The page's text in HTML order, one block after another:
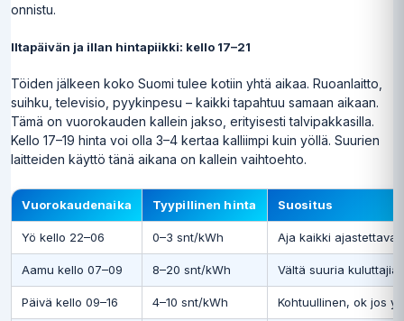
onnistu.
Iltapäivän ja illan hintapiikki: kello 17–21
Töiden jälkeen koko Suomi tulee kotiin yhtä aikaa. Ruoanlaitto,
suihku, televisio, pyykinpesu – kaikki tapahtuu samaan aikaan.
Tämä on vuorokauden kallein jakso, erityisesti talvipakkasilla.
Kello 17–19 hinta voi olla 3–4 kertaa kalliimpi kuin yöllä. Suurien
laitteiden käyttö tänä aikana on kallein vaihtoehto.
Vuorokaudenaika Tyypillinen hinta Suositus
Yö kello 22–06 0–3 snt/kWh Aja kaikki ajastettavat
Aamu kello 07–09 8–20 snt/kWh Vältä suuria kuluttajia
Päivä kello 09–16 4–10 snt/kWh Kohtuullinen, ok jos